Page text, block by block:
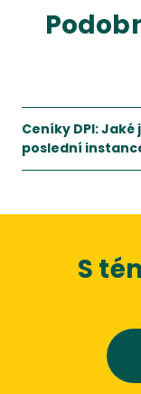
Ceníky DPI:
poslední
S